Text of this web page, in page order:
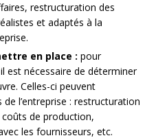
restructuration des
et adaptés à la
en place : pour
est nécessaire de déterminer
Celles-ci peuvent
l’entreprise : restructuration
de production,
les fournisseurs, etc.